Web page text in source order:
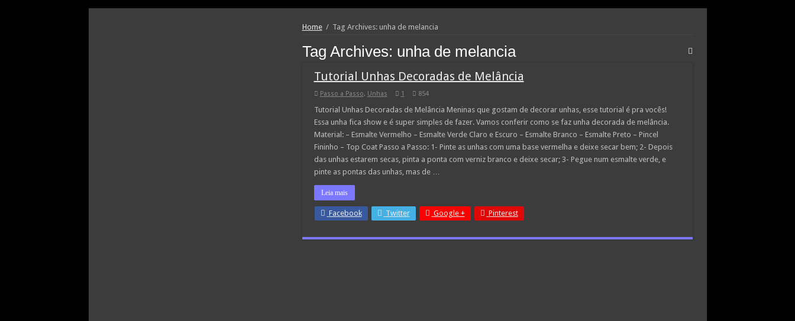
Home / Tag Archives: unha de melancia
Tag Archives: unha de melancia
Tutorial Unhas Decoradas de Melância
Passo a Passo, Unhas 1 854
Tutorial Unhas Decoradas de Melância Meninas que gostam de decorar unhas, esse tutorial é pra vocês!
Essa unha fica show e é super simples de fazer. Vamos conferir como se faz unha decorada de melância.
Material: – Esmalte Vermelho – Esmalte Verde Claro e Escuro – Esmalte Branco – Esmalte Preto – Pincel
Fininho – Top Coat Passo a Passo: 1- Pinte as unhas com uma base vermelha e deixe secar bem; 2- Depois
das unhas estarem secas, pinta a ponta com verniz branco e deixe secar; 3- Pegue num esmalte verde, e
pinte as pontas das unhas, mas de …
Leia mais
Facebook Twitter Google + Pinterest